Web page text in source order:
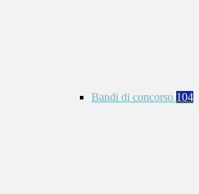
Bandi di concorso 104